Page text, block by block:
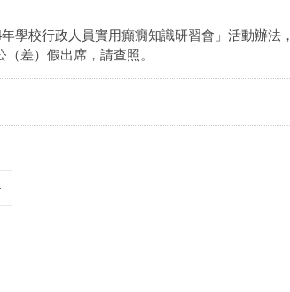
學校行政人員實用癲癇知識研習會」活動辦法，
差）假出席，請查照。